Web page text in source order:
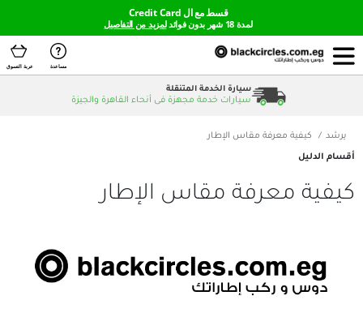
لمزيد من التفاصيل
سيارة الخدمة المتنقلة
سيارات خدمة مجهزة فى أنحاء القاهرة والجيزة
مقاس الإطار
مقاس الإطار